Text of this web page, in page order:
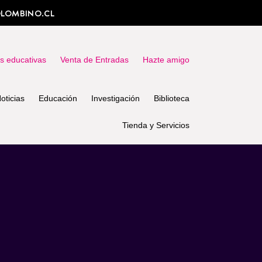
educativas Venta de Entradas Hazte amigo
Educación Investigación Biblioteca
Tienda y Servicios